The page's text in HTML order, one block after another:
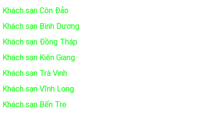
Khách sạn Côn Đảo
Khách sạn Bình Dương
Khách sạn Đồng Tháp
Khách sạn Kiên Giang
Khách sạn Trà Vinh
Khách sạn Vĩnh Long
Khách sạn Bến Tre